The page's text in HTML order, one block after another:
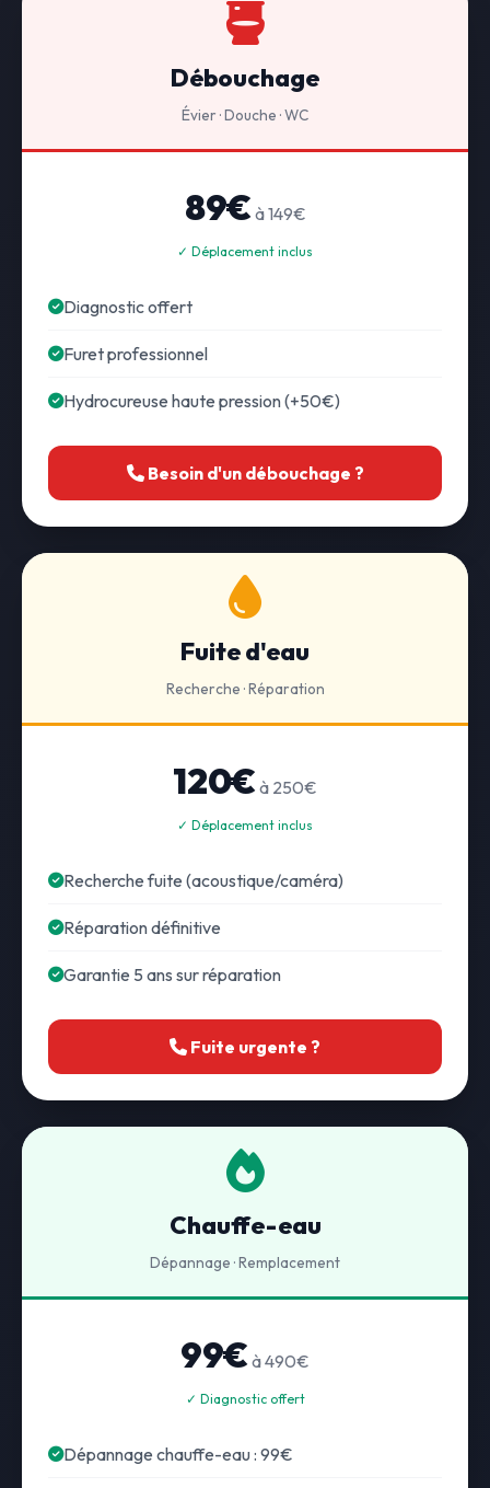
Débouchage
Évier · Douche · WC
89€ à 149€
✓ Déplacement inclus
Diagnostic offert
Furet professionnel
Hydrocureuse haute pression (+50€)
Besoin d'un débouchage ?
Fuite d'eau
Recherche · Réparation
120€ à 250€
✓ Déplacement inclus
Recherche fuite (acoustique/caméra)
Réparation définitive
Garantie 5 ans sur réparation
Fuite urgente ?
Chauffe-eau
Dépannage · Remplacement
99€ à 490€
✓ Diagnostic offert
Dépannage chauffe-eau : 99€